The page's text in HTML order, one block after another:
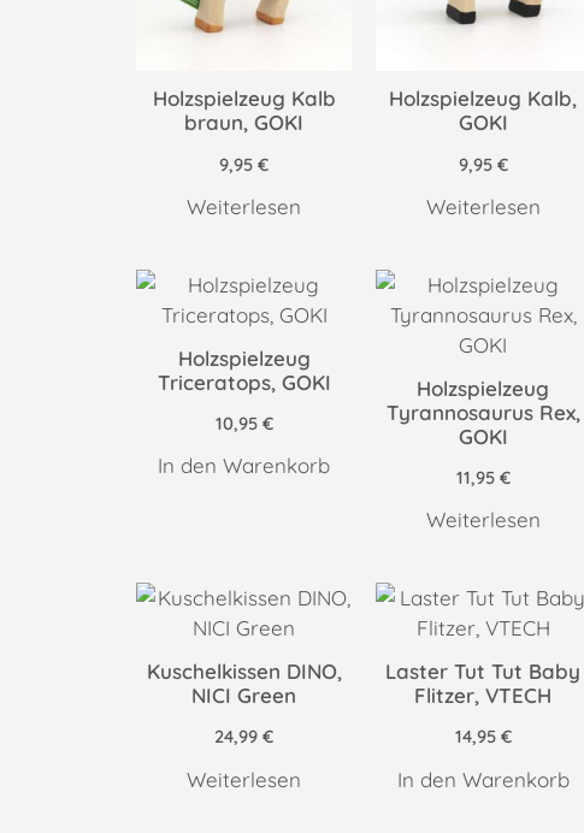
Holzspielzeug Kalb
braun, GOKI
9,95€
Weiterlesen
Holzspielzeug Kalb,
GOKI
9,95 €
Weiterlesen
Holzspielzeug
Triceratops, GOKI
10,95 €
In den Warenkorb
Holzspielzeug
Tyrannosaurus Rex,
GOKI
11,95 €
Weiterlesen
Kuschelkissen DINO,
NICI Green
24,99€
Weiterlesen
Laster Tut Tut Baby
Flitzer, VTECH
14,95 €
In den Warenkorb